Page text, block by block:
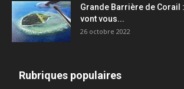
Grande Barrière de Corail
vont vous...
26 octobre 2022
Rubriques populaires